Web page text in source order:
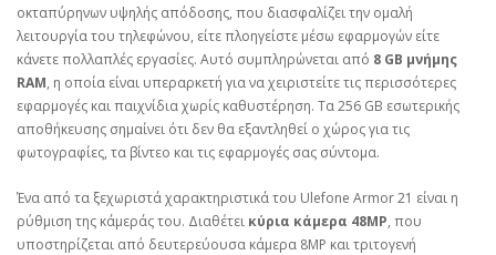
οκταπύρηνων υψηλής απόδοσης, που διασφαλίζει την ομαλή
λειτουργία του τηλεφώνου, είτε πλοηγείστε μέσω εφαρμογών είτε
κάνετε πολλαπλές εργασίες. Αυτό συμπληρώνεται από 8 GB μνήμης
RAM, η οποία είναι υπεραρκετή για να χειριστείτε τις περισσότερες
εφαρμογές και παιχνίδια χωρίς καθυστέρηση. Τα 256 GB εσωτερικής
αποθήκευσης σημαίνει ότι δεν θα εξαντληθεί ο χώρος για τις
φωτογραφίες, τα βίντεο και τις εφαρμογές σας σύντομα.
Ένα από τα ξεχωριστά χαρακτηριστικά του Ulefone Armor 21 είναι η
ρύθμιση της κάμεράς του. Διαθέτει κύρια κάμερα 48MP, που
υποστηρίζεται από δευτερεύουσα κάμερα 8MP και τριτογενή